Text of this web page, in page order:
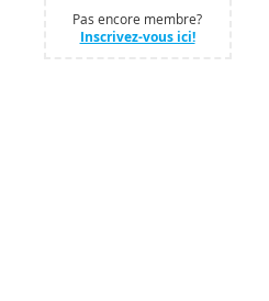
Pas encore membre?
Inscrivez-vous ici!